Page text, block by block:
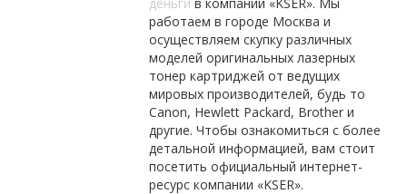
работаем в городе Москва и
осуществляем скупку различных
моделей оригинальных лазерных
тонер картриджей от ведущих
мировых производителей, будь то
Canon, Hewlett Packard, Brother и
другие. Чтобы ознакомиться с более
детальной информацией, вам стоит
посетить официальный интернет-
ресурс компании «KSER».